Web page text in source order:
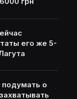
его же 5-
подумать о